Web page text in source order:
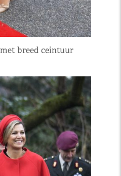
breed ceintuur